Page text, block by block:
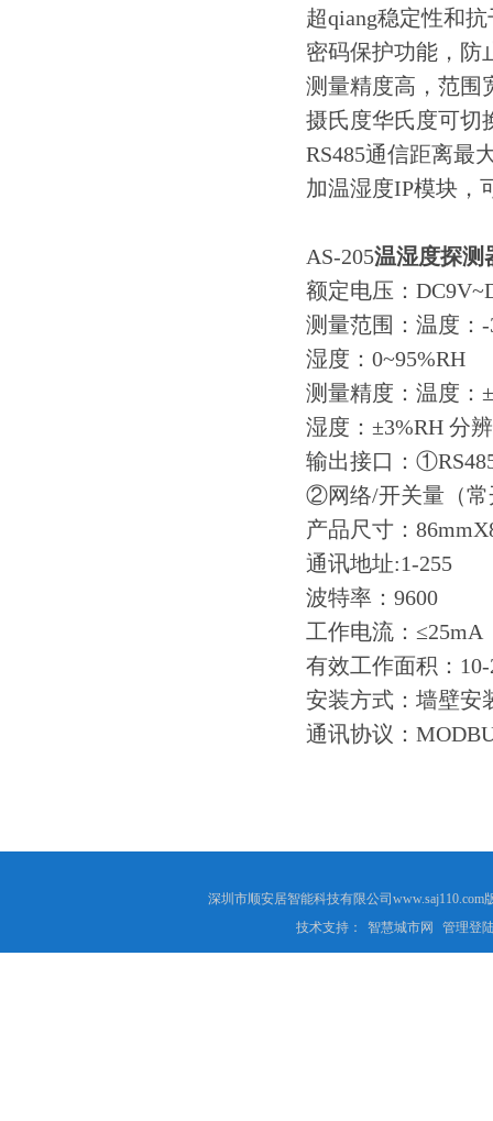
超qiang稳定性和
密码保护功能，防
测量精度高，范围
摄氏度华氏度可切
RS485通信距离最
加温湿度IP模块，
AS-205温湿度探测
额定电压：
测量范围：温度：
湿度：0~95%RH
测量精度：温度
湿度：±3%RH 分
输出接口：
②网络/开关量（常
产品尺寸：
通讯地址:1-255
波特率：9600
工作电流：≤25mA
有效工作面积：
安装方式：墙壁安
通讯协议：
深圳市顺安居智能科技有限公司
技术支持：
智慧城市网 管理登